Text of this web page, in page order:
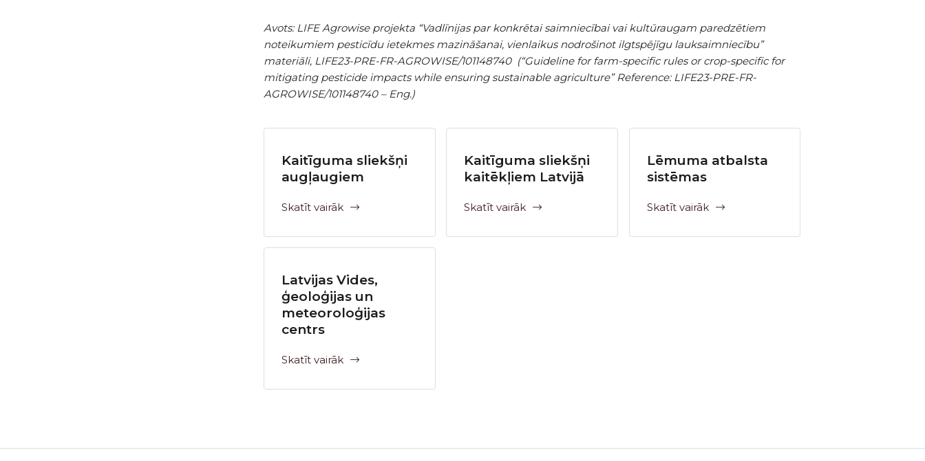
Avots: LIFE Agrowise projekta “Vadlīnijas par konkrētai saimniecībai vai kultūraugam paredzētiem
noteikumiem pesticīdu ietekmes mazināšanai, vienlaikus nodrošinot ilgtspējīgu lauksaimniecību”
materiāli, LIFE23-PRE-FR-AGROWISE/101148740 (“Guideline for farm-specific rules or crop-specific for
mitigating pesticide impacts while ensuring sustainable agriculture” Reference: LIFE23-PRE-FR-
AGROWISE/101148740 – Eng.)
Kaitīguma sliekšņi
augļaugiem
Skatīt vairāk
Kaitīguma sliekšņi
kaitēkļiem Latvijā
Skatīt vairāk
Lēmuma atbalsta
sistēmas
Skatīt vairāk
Latvijas Vides,
ģeoloģijas un
meteoroloģijas
centrs
Skatīt vairāk